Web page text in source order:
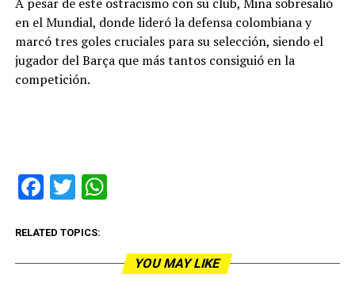
en el Mundial, donde lideró la defensa colombiana y
marcó tres goles cruciales para su selección, siendo el
jugador del Barça que más tantos consiguió en la
competición.
Facebook
Twitter
RELATED TOPICS:
YOU MAY LIKE